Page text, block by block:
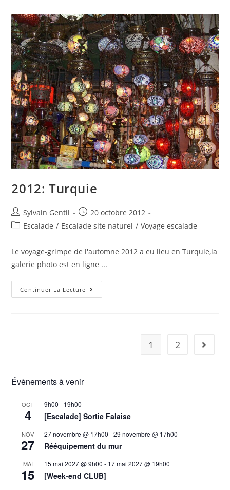
2012: Turquie
Sylvain Gentil
20 octobre 2012
Escalade / Escalade site naturel / Voyage escalade
Le voyage-grimpe de l'automne 2012 a eu lieu en Turquie,la
galerie photo est en ligne ...
Continuer La Lecture
1 2
Évènements à venir
OCT
4
9h00 - 19h00
[Escalade] Sortie Falaise
NOV
27
27 novembre @ 17h00 -29 novembre @ 17h00
Rééquipement du mur
MAI
15
15 mai 2027 @ 9h00 - 17 mai 2027 @ 19h00
[Week-end CLUB]